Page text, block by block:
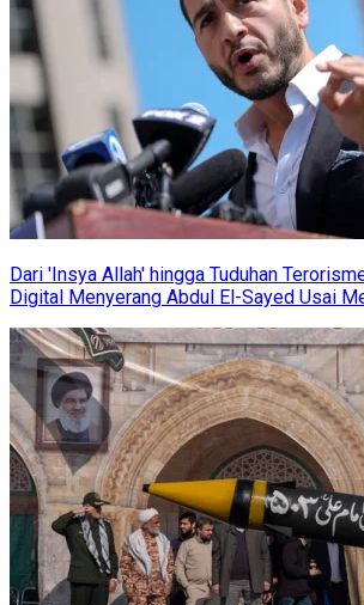
Dari 'Insya Allah' hingga Tuduhan
Digital Menyerang Abdul El-Sayed Usai